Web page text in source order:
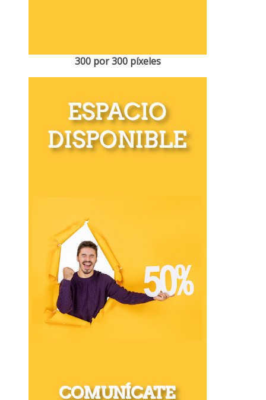
300 por 300 píxeles